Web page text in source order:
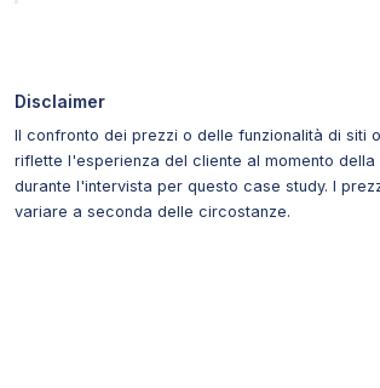
Disclaimer
Il confronto dei prezzi o delle funzionalità di siti
riflette l'esperienza del cliente al momento della
durante l'intervista per questo case study. I
variare a seconda delle circostanze.